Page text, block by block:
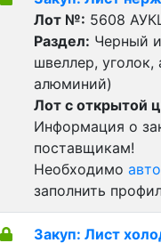
Лот №: 5608
Раздел: Черный
швеллер,
алюминий)
Лот с открытой
Информация о
поставщикам!
Необходимо
заполнить
Закуп: Лист